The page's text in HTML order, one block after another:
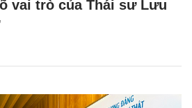
vai trò của Thái sư Lưu